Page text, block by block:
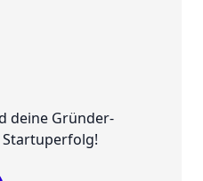
deine Gründer-